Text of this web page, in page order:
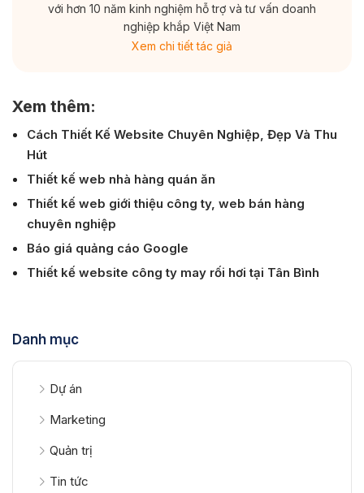
với hơn 10 năm kinh nghiệm hỗ trợ và tư vấn doanh
nghiệp khắp Việt Nam
Xem chi tiết tác giả
Xem thêm:
Cách Thiết Kế Website Chuyên Nghiệp, Đẹp Và Thu
Hút
Thiết kế web nhà hàng quán ăn
Thiết kế web giới thiệu công ty, web bán hàng
chuyên nghiệp
Báo giá quảng cáo Google
Thiết kế website công ty may rối hơi tại Tân Bình
Danh mục
Dự án
Marketing
Quản trị
Tin tức